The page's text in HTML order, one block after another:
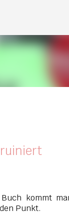
kommt
Punkt.